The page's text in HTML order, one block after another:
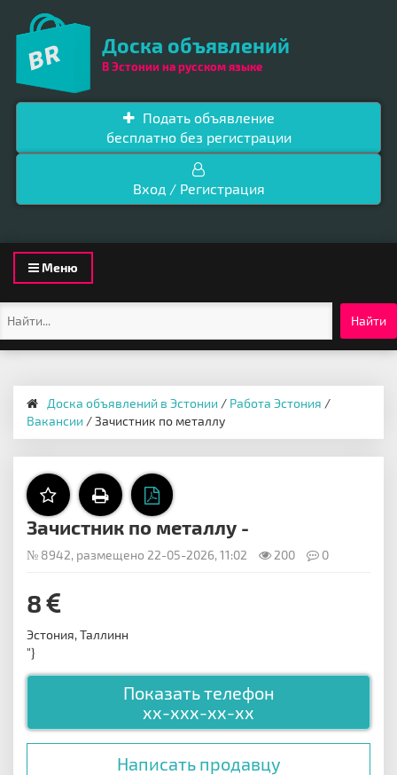
Доска объявлений
В Эстонии на русском языке
Подать объявление
бесплатно без регистрации
Вход / Регистрация
Toggle
navigation
Меню
Найти
Доска объявлений в Эстонии / Работа Эстония /
Вакансии / Зачистник по металлу
Зачистник по металлу -
№ 8942, размещено 22-05-2026, 11:02 200 0
8
Эстония, Таллинн
"}
Показать телефон
xx-xxx-xx-xx
Написать продавцу